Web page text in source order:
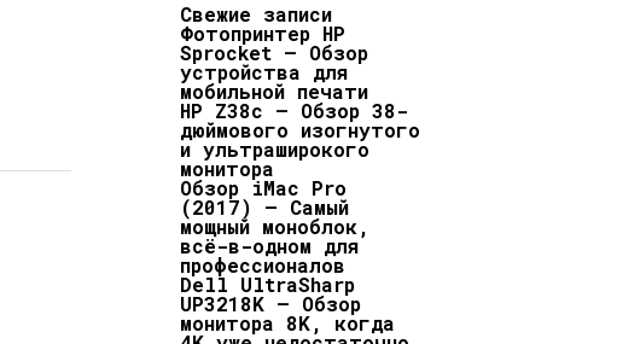
Свежие записи
Фотопринтер HP
Sprocket — Обзор
устройства для
мобильной печати
HP Z38c — Обзор 38-
дюймового изогнутого
и ультраширокого
монитора
Обзор iMac Pro
(2017) — Самый
мощный моноблок,
всё-в-одном для
профессионалов
Dell UltraSharp
UP3218K — Обзор
монитора 8K, когда